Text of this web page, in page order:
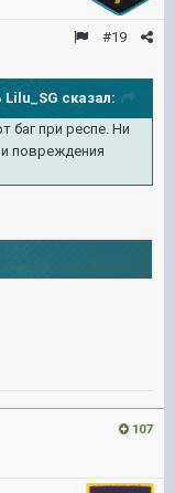
#19
Lilu_SG сказал:
баг при респе. Ни
повреждения
107